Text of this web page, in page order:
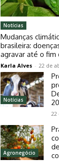
Notícias
Mudanças
brasileira:
agravar até o fim
Karla Alves - 22 de
Notícias
22
Agronegócio